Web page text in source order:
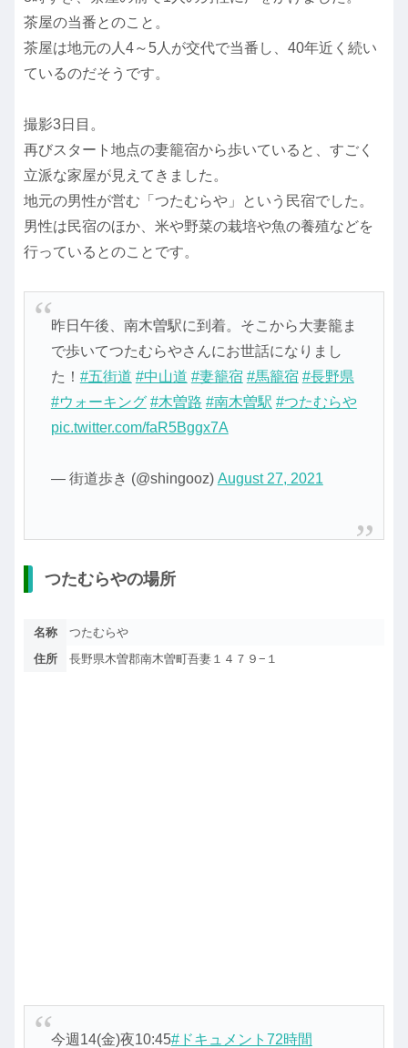
茶屋の当番とのこと。
茶屋は地元の人4～5人が交代で当番し、40年近く続い
ているのだそうです。
撮影3日目。
再びスタート地点の妻籠宿から歩いていると、すごく
立派な家屋が見えてきました。
地元の男性が営む「つたむらや」という民宿でした。
男性は民宿のほか、米や野菜の栽培や魚の養殖などを
行っているとのことです。
昨日午後、南木曽駅に到着。そこから大妻籠ま
で歩いてつたむらやさんにお世話になりまし
た！ #五街道 #中山道 #妻籠宿 #馬籠宿 #長野県
#ウォーキング #木曽路 #南木曽駅 #つたむらや
pic.twitter.com/faR5Bggx7A
— 街道歩き (@shingooz) August 27, 2021
つたむらやの場所
名称
つたむらや
住所
長野県木曽郡南木曽町吾妻１４７９−１
今週14(金)夜10:45#ドキュメント72時間